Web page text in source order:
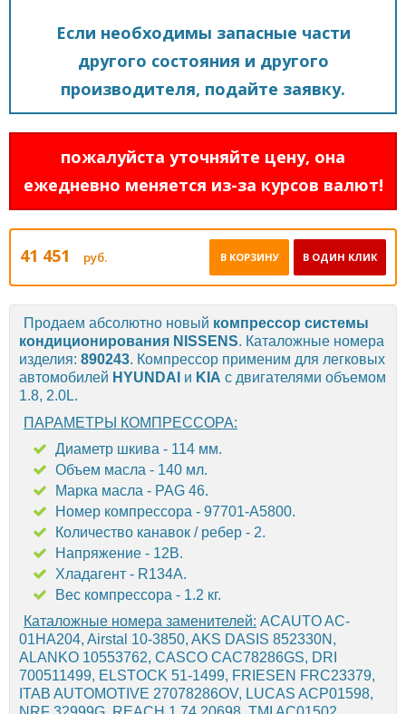
Если необходимы запасные части
другого состояния и другого
производителя, подайте заявку.
пожалуйста уточняйте цену, она
ежедневно меняется из-за курсов валют!
41 451 руб. В ОДИН КЛИК
В КОРЗИНУ
Продаем абсолютно новый компрессор системы
кондиционирования NISSENS. Каталожные номера
изделия: 890243. Компрессор применим для легковых
автомобилей HYUNDAI и KIA с двигателями объемом
1.8, 2.0L.
ПАРАМЕТРЫ КОМПРЕССОРА:
Диаметр шкива - 114 мм.
Объем масла - 140 мл.
Марка масла - PAG 46.
Номер компрессора - 97701-A5800.
Количество канавок / ребер - 2.
Напряжение - 12В.
Хладагент - R134A.
Вес компрессора - 1.2 кг.
Каталожные номера заменителей: ACAUTO AC-
01HA204, Airstal 10-3850, AKS DASIS 852330N,
ALANKO 10553762, CASCO CAC78286GS, DRI
700511499, ELSTOCK 51-1499, FRIESEN FRC23379,
ITAB AUTOMOTIVE 27078286OV, LUCAS ACP01598,